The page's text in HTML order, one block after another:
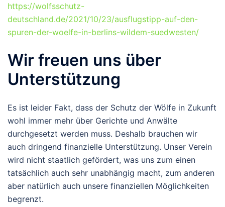
https://wolfsschutz-
deutschland.de/2021/10/23/ausflugstipp-auf-den-
spuren-der-woelfe-in-berlins-wildem-suedwesten/
Wir freuen uns über
Unterstützung
Es ist leider Fakt, dass der Schutz der Wölfe in Zukunft
wohl immer mehr über Gerichte und Anwälte
durchgesetzt werden muss. Deshalb brauchen wir
auch dringend finanzielle Unterstützung. Unser Verein
wird nicht staatlich gefördert, was uns zum einen
tatsächlich auch sehr unabhängig macht, zum anderen
aber natürlich auch unsere finanziellen Möglichkeiten
begrenzt.